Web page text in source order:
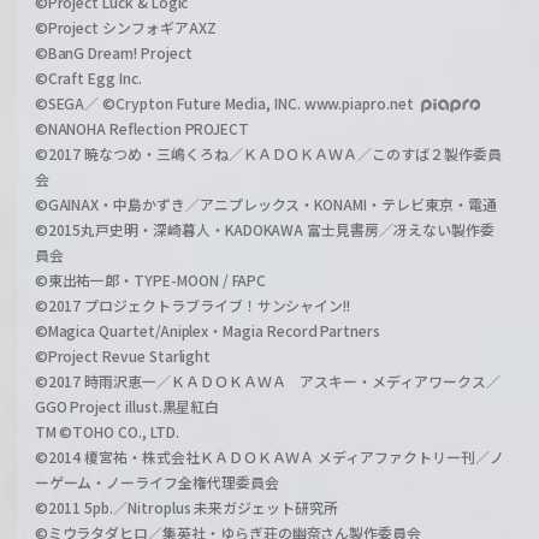
©Project シンフォギアAXZ
©BanG Dream! Project
©Craft Egg Inc.
©SEGA／ ©Crypton Future Media, INC. www.piapro.net
©NANOHA Reflection PROJECT
©2017 暁なつめ・三嶋くろね／ＫＡＤＯＫＡＷＡ／このすば２製作委員
会
©GAINAX・中島かずき／アニプレックス・KONAMI・テレビ東京・電通
©2015丸戸史明・深崎暮人・KADOKAWA 富士見書房／冴えない製作委
員会
©東出祐一郎・TYPE-MOON / FAPC
©2017 プロジェクトラブライブ！サンシャイン!!
©Magica Quartet/Aniplex・Magia Record Partners
©Project Revue Starlight
©2017 時雨沢恵一／ＫＡＤＯＫＡＷＡ アスキー・メディアワークス／
GGO Project illust.黒星紅白
TM ©TOHO CO., LTD.
©2014 榎宮祐・株式会社ＫＡＤＯＫＡＷＡ メディアファクトリー刊／ノ
ーゲーム・ノーライフ全権代理委員会
©2011 5pb.／Nitroplus 未来ガジェット研究所
©ミウラタダヒロ／集英社・ゆらぎ荘の幽奈さん製作委員会